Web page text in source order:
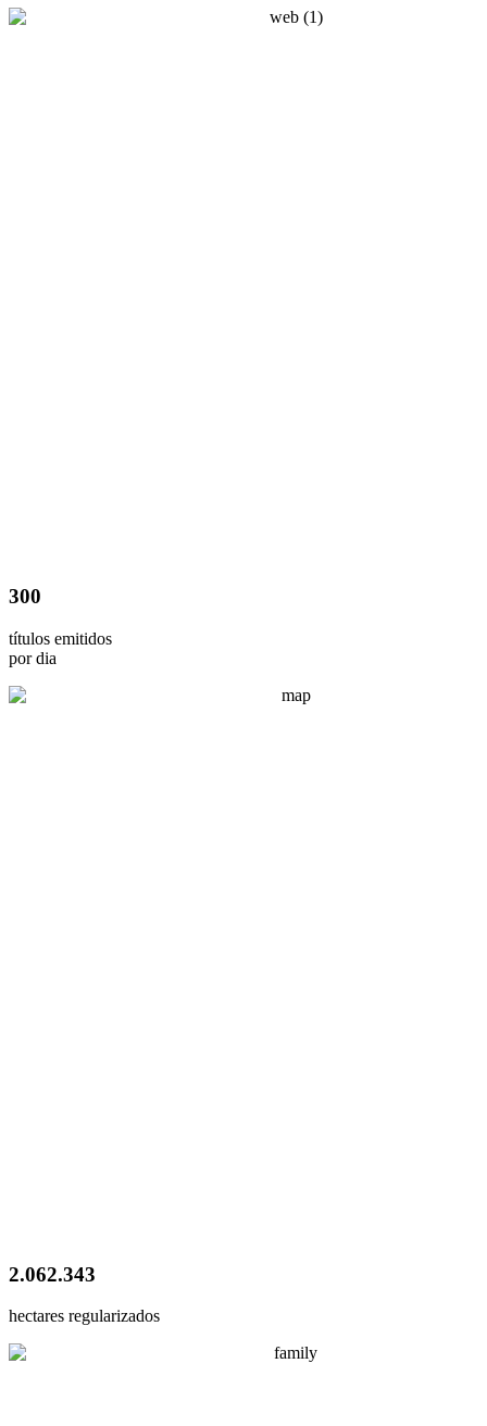
300
títulos emitidos
por dia
2.062.343
hectares regularizados